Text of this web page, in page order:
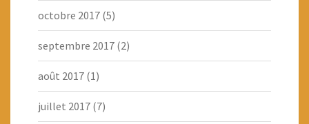
octobre 2017 (5)
septembre 2017 (2)
août 2017 (1)
juillet 2017 (7)